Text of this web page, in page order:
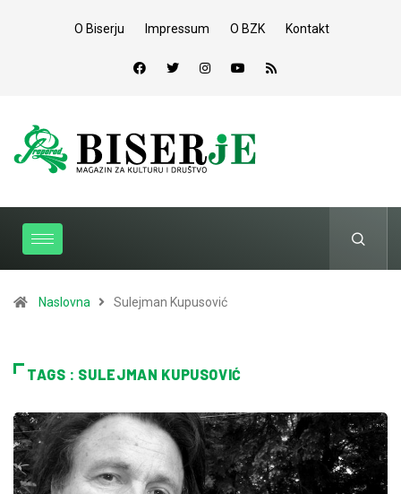
O Biserju Impressum O BZK Kontakt
Naslovna Sulejman Kupusović
TAGS : SULEJMAN KUPUSOVIĆ